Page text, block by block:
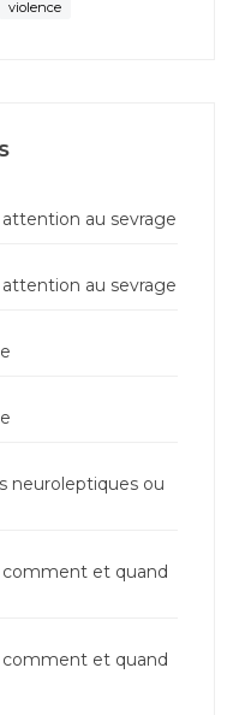
violence
au sevrage
au sevrage
neuroleptiques ou
comment et quand
comment et quand